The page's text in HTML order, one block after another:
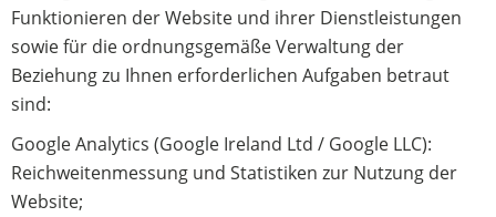
Funktionieren der Website und ihrer Dienstleistungen
sowie für die ordnungsgemäße Verwaltung der
Beziehung zu Ihnen erforderlichen Aufgaben betraut
sind:
Google Analytics (Google Ireland Ltd / Google LLC):
Reichweitenmessung und Statistiken zur Nutzung der
Website;